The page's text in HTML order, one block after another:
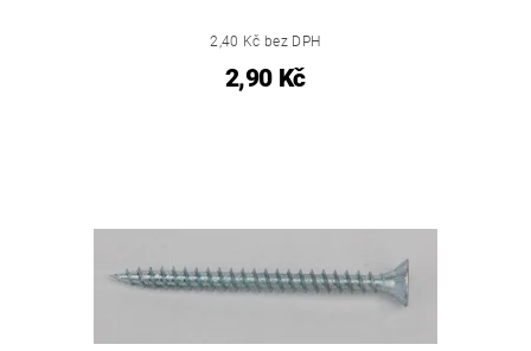
2,40 Kč bez DPH
2,90 Kč